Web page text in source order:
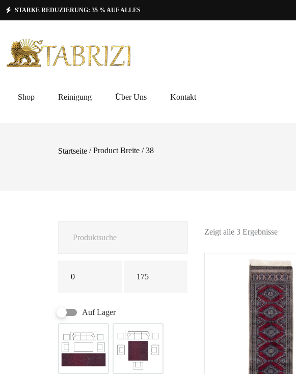
STARKE REDUZIERUNG: 35 % AUF ALLES
Shop Reinigung Über Uns Kontakt
Startseite / Product Breite / 38
Auf Lager
Zeigt alle 3 Ergebnisse